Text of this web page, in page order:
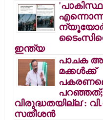
ഇന്ത്യ
പാചക
മക്കള്‍ക്ക്
പറഞ്ഞത്;
വിരുദ്ധതയില്ല':
സതീശന്‍